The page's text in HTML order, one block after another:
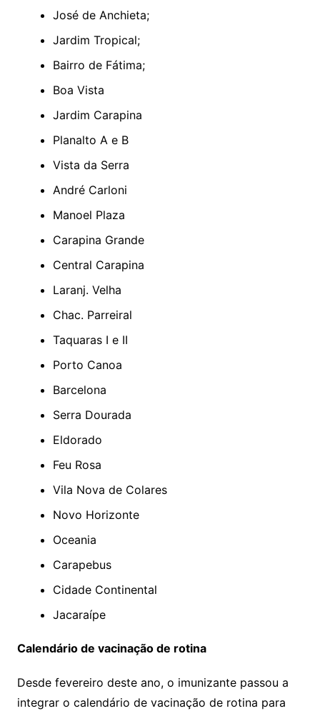
José de Anchieta;
Jardim Tropical;
Bairro de Fátima;
Boa Vista
Jardim Carapina
Planalto A e B
Vista da Serra
André Carloni
Manoel Plaza
Carapina Grande
Central Carapina
Laranj. Velha
Chac. Parreiral
Taquaras I e II
Porto Canoa
Barcelona
Serra Dourada
Eldorado
Feu Rosa
Vila Nova de Colares
Novo Horizonte
Oceania
Carapebus
Cidade Continental
Jacaraípe
Calendário de vacinação de rotina
Desde fevereiro deste ano, o imunizante passou a
integrar o calendário de vacinação de rotina para